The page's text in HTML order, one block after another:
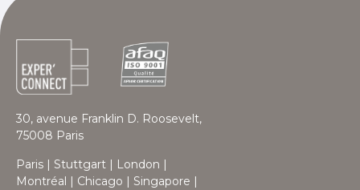
30, avenue Franklin D. Roosevelt,
75008 Paris
Paris | Stuttgart | London |
Montréal | Chicago | Singapore |